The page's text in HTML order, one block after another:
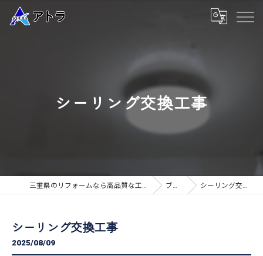
シーリング交換工事
三重県のリフォームなら高品質な工事のアトラ ブログ シーリング交換工事
シーリング交換工事
2025/08/09